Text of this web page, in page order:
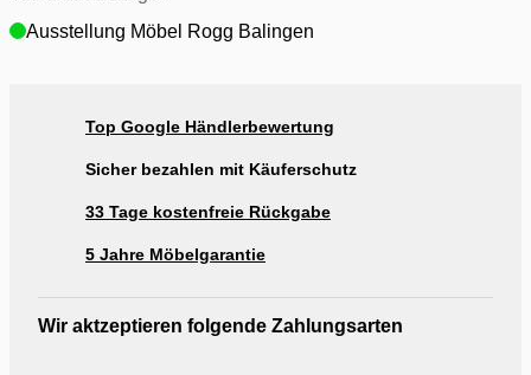
Ausstellung Möbel Rogg Balingen
Top Google Händlerbewertung
Sicher bezahlen mit Käuferschutz
33 Tage kostenfreie Rückgabe
5 Jahre Möbelgarantie
Wir aktzeptieren folgende Zahlungsarten